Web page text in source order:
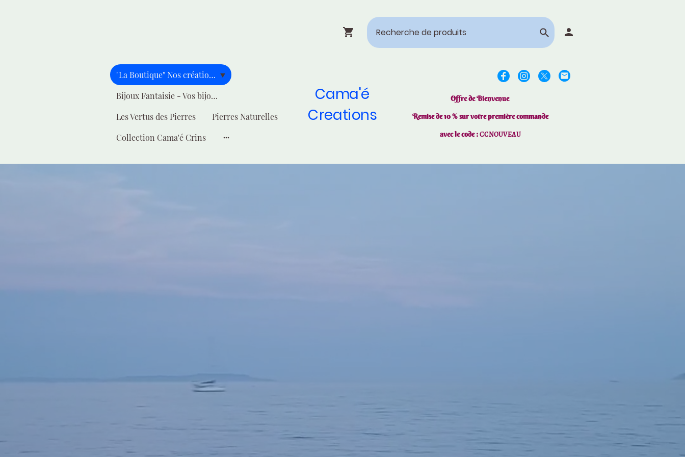
"La Boutique" Nos créations pour vous
Bijoux Fantaisie - Vos bijoux - Votre style
Les Vertus des Pierres
Pierres Naturelles
Collection Cama'é Crins
Cama'é
Creations
Offre de Bienvenue
Remise de 10 % sur votre première commande
avec le code :CCNOUVEAU